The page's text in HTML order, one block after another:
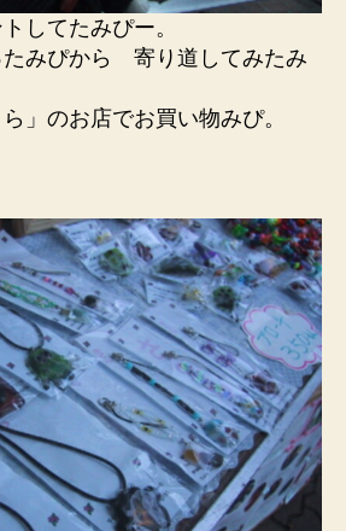
してたみぴー。
たみぴから 寄り道してみたみ
」のお店でお買い物みぴ。